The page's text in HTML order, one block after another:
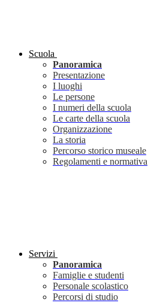
Scuola
Panoramica
Presentazione
I luoghi
Le persone
I numeri della scuola
Le carte della scuola
Organizzazione
La storia
Percorso storico museale
Regolamenti e normativa
Servizi
Panoramica
Famiglie e studenti
Personale scolastico
Percorsi di studio